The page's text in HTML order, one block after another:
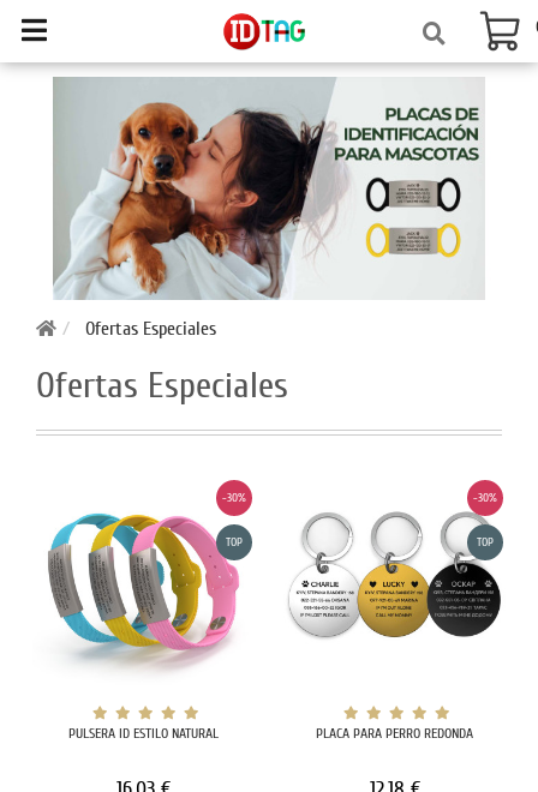
Ofertas Especiales
Ofertas Especiales
-30%
TOP
PULSERA ID ESTILO NATURAL
-30%
TOP
PLACA PARA PERRO REDONDA